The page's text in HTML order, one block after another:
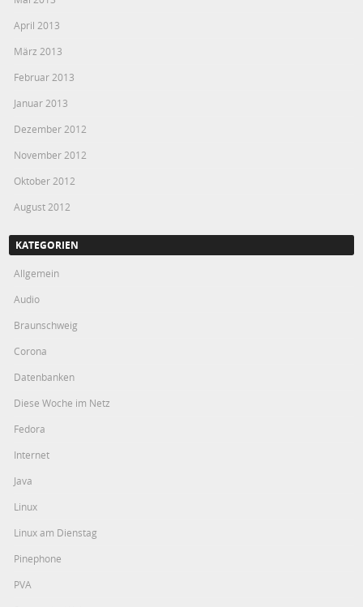
April 2013
März 2013
Februar 2013
Januar 2013
Dezember 2012
November 2012
Oktober 2012
August 2012
KATEGORIEN
Allgemein
Audio
Braunschweig
Corona
Datenbanken
Diese Woche im Netz
Fedora
Internet
Java
Linux
Linux am Dienstag
Pinephone
PVA